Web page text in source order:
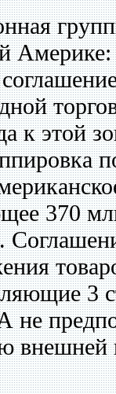
к этой
370
3
внешней